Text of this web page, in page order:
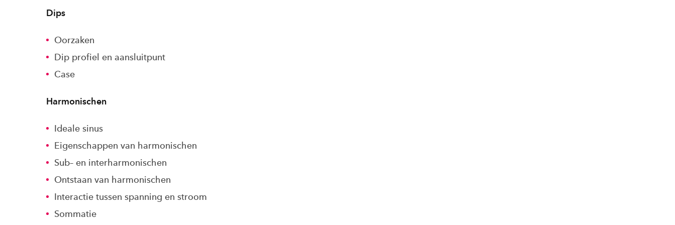
Dips
Oorzaken
Dip profiel en aansluitpunt
Case
Harmonischen
Ideale sinus
Eigenschappen van harmonischen
Sub– en interharmonischen
Ontstaan van harmonischen
Interactie tussen spanning en stroom
Sommatie